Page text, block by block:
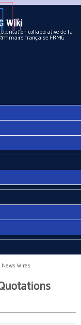
Wiki
collaborative de la
française FRMG
Wires